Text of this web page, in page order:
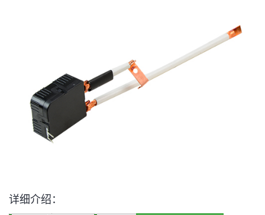
详细介绍：